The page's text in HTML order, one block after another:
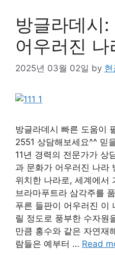
방글라데시
어우러진 나
2025년 03월 02일 by
방글라데시 빠른 도움이
2551 상담해보세요^^ 믿
11년 경력의 전문가가 상
과 문화가 어우러진 나라
위치한 나라로, 세계에서
브라마푸트라 삼각주를
푸른 들판이 어우러진 이
릴 정도로 풍부한 수자원
만큼 홍수와 같은 자연재
람들은 예부터 … Read